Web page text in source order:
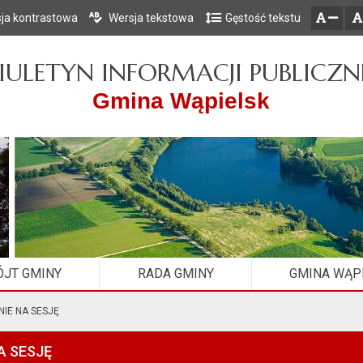
Przejdź do głównego menu
Przejdź do treści
Przejdź do mapy serwisu
kontrastowa Wersja tekstowa Gęstość tekstu
INFORMACJI
Gmina Wąpielsk
GMINY RADA GMINY GMINA
NA SESJĘ
SESJĘ